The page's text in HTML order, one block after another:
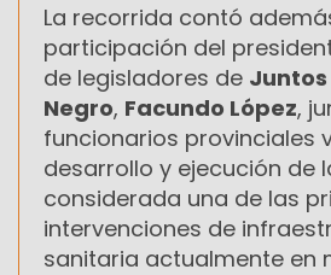
La recorrida contó
participación del
de legisladores de Juntos
Negro, Facundo López,
funcionarios provinciales
desarrollo y ejecución de
considerada una de las
intervenciones de
sanitaria actualmente en